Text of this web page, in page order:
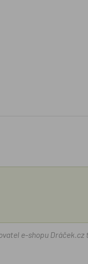
e-shopu